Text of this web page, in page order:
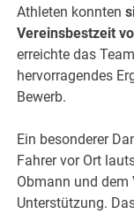
Athleten konnten
Vereinsbestzeit
erreichte das
hervorragendes
Bewerb.
Ein besonderer
Fahrer vor Ort
Obmann und
Unterstützung.